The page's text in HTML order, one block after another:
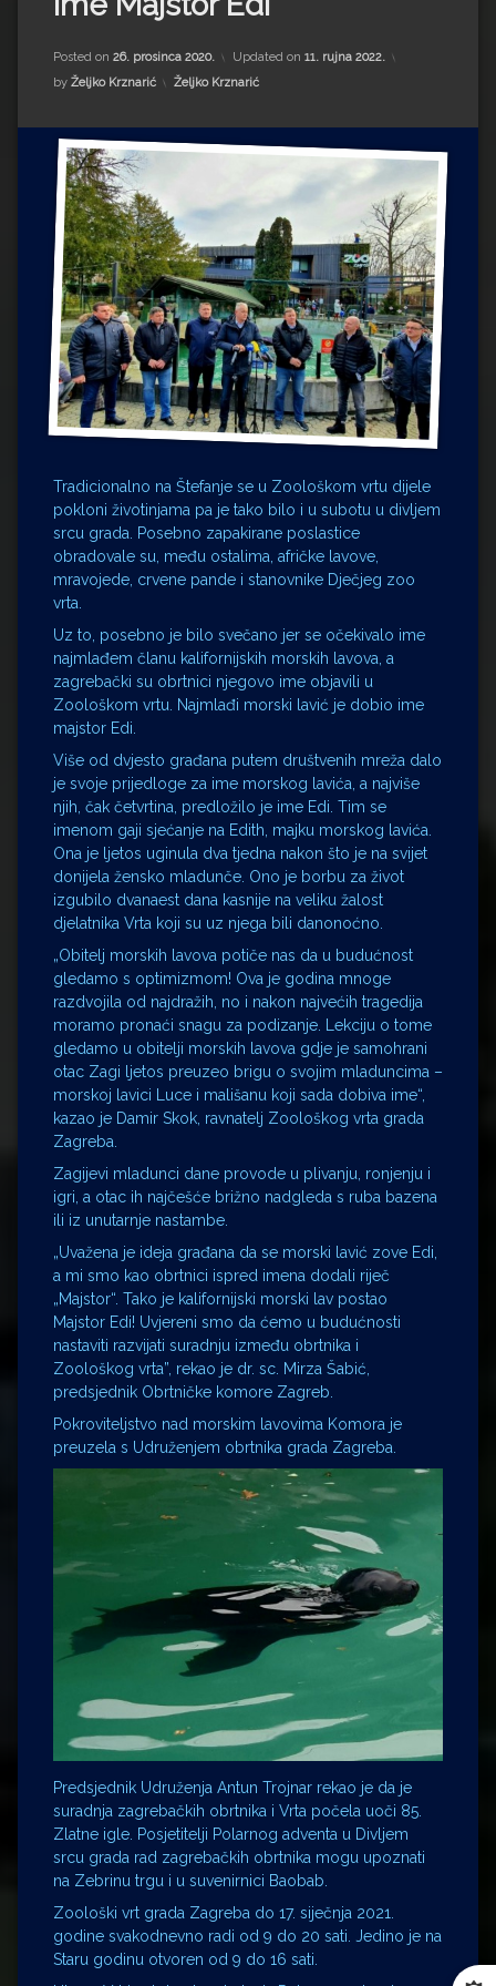
Impressum
Milenko Strižak
Drugi autori
Drugi autori
Ljiljana Lekanić-Kljaić
Željko Krznarić
Mario Lovreković
Miroslav Šantek
Posted on 26. prosinca 2020. Updated on 11. rujna 2022.
by Željko Krznarić Kategorije:
Željko Krznarić
Tradicionalno na Štefanje se u Zoološkom vrtu dijele
pokloni životinjama pa je tako bilo i u subotu u divljem
srcu grada. Posebno zapakirane poslastice
obradovale su, među ostalima, afričke lavove,
mravojede, crvene pande i stanovnike Dječjeg zoo
vrta.
Uz to, posebno je bilo svečano jer se očekivalo ime
najmlađem članu kalifornijskih morskih lavova, a
zagrebački su obrtnici njegovo ime objavili u
Zoološkom vrtu. Najmlađi morski lavić je dobio ime
majstor Edi.
Više od dvjesto građana putem društvenih mreža dalo
je svoje prijedloge za ime morskog lavića, a najviše
njih, čak četvrtina, predložilo je ime Edi. Tim se
imenom gaji sjećanje na Edith, majku morskog lavića.
Ona je ljetos uginula dva tjedna nakon što je na svijet
donijela žensko mladunče. Ono je borbu za život
izgubilo dvanaest dana kasnije na veliku žalost
djelatnika Vrta koji su uz njega bili danonoćno.
„Obitelj morskih lavova potiče nas da u budućnost
gledamo s optimizmom! Ova je godina mnoge
razdvojila od najdražih, no i nakon najvećih tragedija
moramo pronaći snagu za podizanje. Lekciju o tome
gledamo u obitelji morskih lavova gdje je samohrani
otac Zagi ljetos preuzeo brigu o svojim mladuncima –
morskoj lavici Luce i mališanu koji sada dobiva ime“,
kazao je Damir Skok, ravnatelj Zoološkog vrta grada
Zagreba.
Zagijevi mladunci dane provode u plivanju, ronjenju i
igri, a otac ih najčešće brižno nadgleda s ruba bazena
ili iz unutarnje nastambe.
„Uvažena je ideja građana da se morski lavić zove Edi,
a mi smo kao obrtnici ispred imena dodali riječ
„Majstor“. Tako je kalifornijski morski lav postao
Majstor Edi! Uvjereni smo da ćemo u budućnosti
nastaviti razvijati suradnju između obrtnika i
Zoološkog vrta”, rekao je dr. sc. Mirza Šabić,
predsjednik Obrtničke komore Zagreb.
Pokroviteljstvo nad morskim lavovima Komora je
preuzela s Udruženjem obrtnika grada Zagreba.
Predsjednik Udruženja Antun Trojnar rekao je da je
suradnja zagrebačkih obrtnika i Vrta počela uoči 85.
Zlatne igle. Posjetitelji Polarnog adventa u Divljem
srcu grada rad zagrebačkih obrtnika mogu upoznati
na Zebrinu trgu i u suvenirnici Baobab.
Zoološki vrt grada Zagreba do 17. siječnja 2021.
godine svakodnevno radi od 9 do 20 sati. Jedino je na
Staru godinu otvoren od 9 do 16 sati.